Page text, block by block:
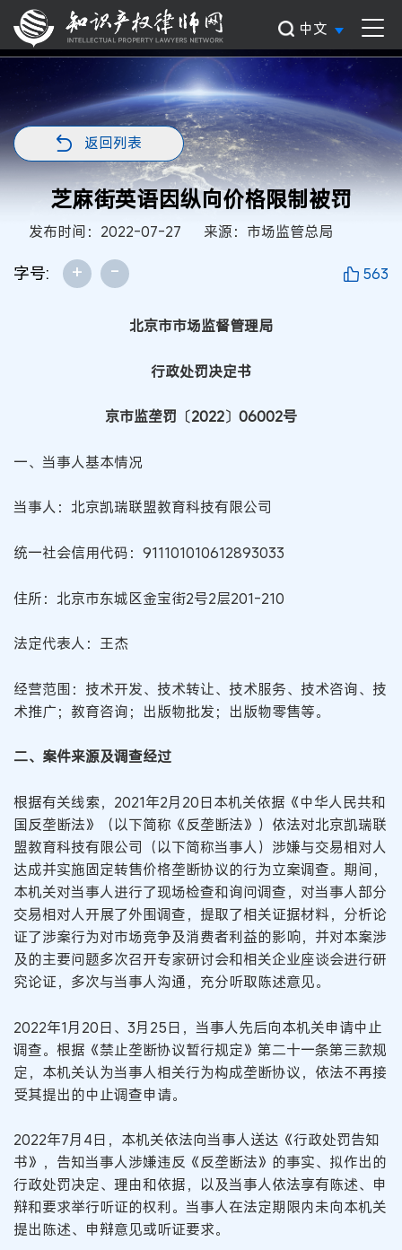
中文
返回列表
芝麻街英语因纵向价格限制被罚
发布时间：2022-07-27 来源：市场监管总局
字号: + - 563
北京市市场监督管理局
行政处罚决定书
京市监垄罚〔2022〕06002号
一、当事人基本情况
当事人：北京凯瑞联盟教育科技有限公司
统一社会信用代码：911101010612893033
住所：北京市东城区金宝街2号2层201-210
法定代表人：王杰
经营范围：技术开发、技术转让、技术服务、技术咨询、技
术推广；教育咨询；出版物批发；出版物零售等。
二、案件来源及调查经过
根据有关线索，2021年2月20日本机关依据《中华人民共和
国反垄断法》（以下简称《反垄断法》）依法对北京凯瑞联
盟教育科技有限公司（以下简称当事人）涉嫌与交易相对人
达成并实施固定转售价格垄断协议的行为立案调查。期间，
本机关对当事人进行了现场检查和询问调查，对当事人部分
交易相对人开展了外围调查，提取了相关证据材料，分析论
证了涉案行为对市场竞争及消费者利益的影响，并对本案涉
及的主要问题多次召开专家研讨会和相关企业座谈会进行研
究论证，多次与当事人沟通，充分听取陈述意见。
2022年1月20日、3月25日，当事人先后向本机关申请中止
调查。根据《禁止垄断协议暂行规定》第二十一条第三款规
定，本机关认为当事人相关行为构成垄断协议，依法不再接
受其提出的中止调查申请。
2022年7月4日，本机关依法向当事人送达《行政处罚告知
书》，告知当事人涉嫌违反《反垄断法》的事实、拟作出的
行政处罚决定、理由和依据，以及当事人依法享有陈述、申
辩和要求举行听证的权利。当事人在法定期限内未向本机关
提出陈述、申辩意见或听证要求。